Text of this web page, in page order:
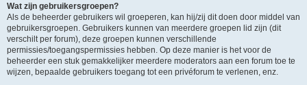
Wat zijn gebruikersgroepen?
Als de beheerder gebruikers wil groeperen, kan hij/zij dit doen door middel van
gebruikersgroepen. Gebruikers kunnen van meerdere groepen lid zijn (dit
verschilt per forum), deze groepen kunnen verschillende
permissies/toegangspermissies hebben. Op deze manier is het voor de
beheerder een stuk gemakkelijker meerdere moderators aan een forum toe te
wijzen, bepaalde gebruikers toegang tot een privéforum te verlenen, enz.